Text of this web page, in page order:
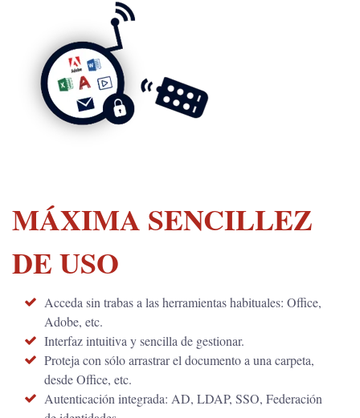
MÁXIMA SENCILLEZ
DE USO
Acceda sin trabas a las herramientas habituales: Office,
Adobe, etc.
Interfaz intuitiva y sencilla de gestionar.
Proteja con sólo arrastrar el documento a una carpeta,
desde Office, etc.
Autenticación integrada: AD, LDAP, SSO, Federación